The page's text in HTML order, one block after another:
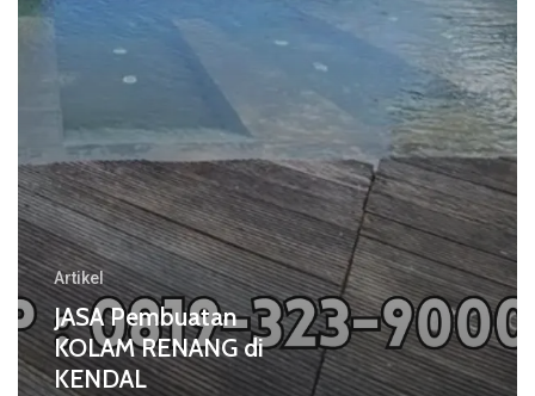
Artikel
JASA Pembuatan
KOLAM RENANG di
KENDAL